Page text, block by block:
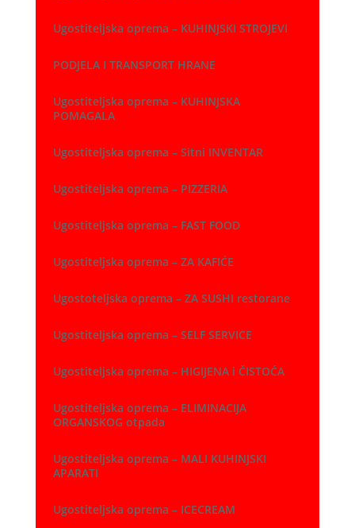
Ugostiteljska oprema – KUHINJSKI STROJEVI
PODJELA I TRANSPORT HRANE
Ugostiteljska oprema – KUHINJSKA
POMAGALA
Ugostiteljska oprema – Sitni INVENTAR
Ugostiteljska oprema – PIZZERIA
Ugostiteljska oprema – FAST FOOD
Ugostiteljska oprema – ZA KAFIĆE
Ugostoteljska oprema – ZA SUSHI restorane
Ugostiteljska oprema – SELF SERVICE
Ugostiteljska oprema – HIGIJENA i ČISTOĆA
Ugostiteljska oprema – ELIMINACIJA
ORGANSKOG otpada
Ugostiteljska oprema – MALI KUHINJSKI
APARATI
Ugostiteljska oprema – ICECREAM